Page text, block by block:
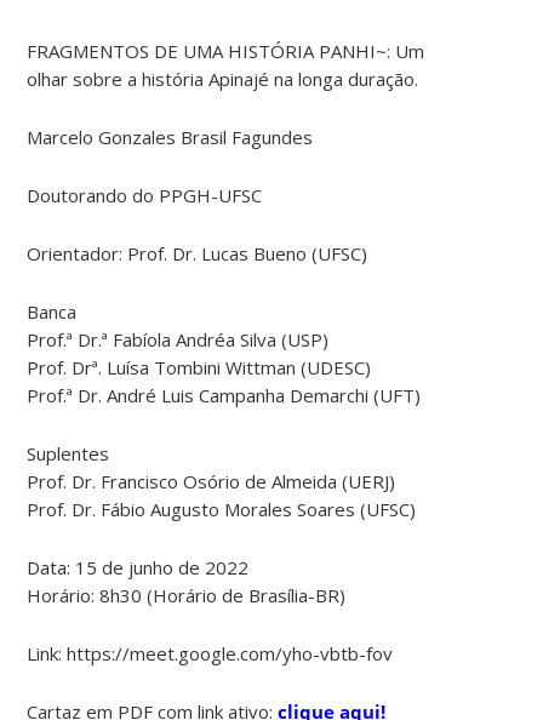
FRAGMENTOS DE UMA HISTÓRIA PANHI~: Um
olhar sobre a história Apinajé na longa duração.
Marcelo Gonzales Brasil Fagundes
Doutorando do PPGH-UFSC
Orientador: Prof. Dr. Lucas Bueno (UFSC)
Banca
Prof.ª Dr.ª Fabíola Andréa Silva (USP)
Prof. Drª. Luísa Tombini Wittman (UDESC)
Prof.ª Dr. André Luis Campanha Demarchi (UFT)
Suplentes
Prof. Dr. Francisco Osório de Almeida (UERJ)
Prof. Dr. Fábio Augusto Morales Soares (UFSC)
Data: 15 de junho de 2022
Horário: 8h30 (Horário de Brasília-BR)
Link: https://meet.google.com/yho-vbtb-fov
Cartaz em PDF com link ativo:clique aqui!